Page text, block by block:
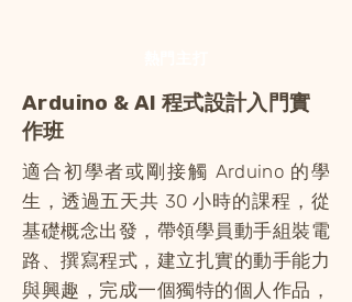
​Arduino & AI 程式設計入門實
作班
適合初學者或剛接觸 Arduino 的學
生，透過五天共 30 小時的課程，從
基礎概念出發，帶領學員動手組裝電
路、撰寫程式，建立扎實的動手能力
與興趣，完成一個獨特的個人作品，